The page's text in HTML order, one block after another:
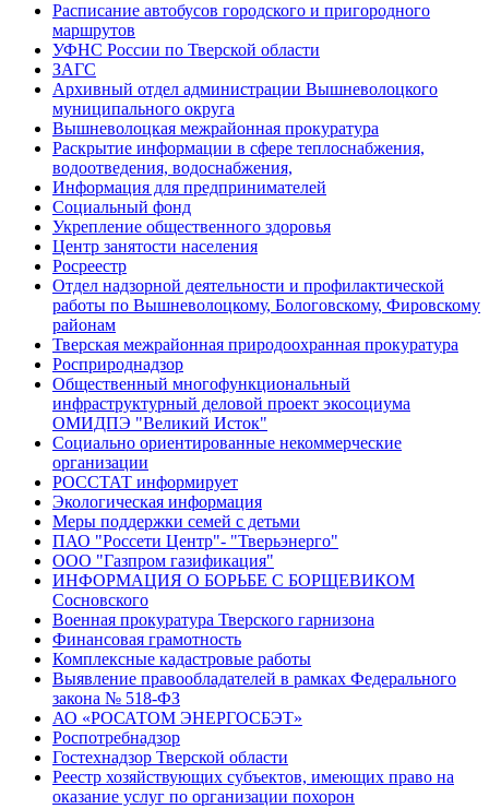
Расписание автобусов городского и пригородного
маршрутов
УФНС России по Тверской области
ЗАГС
Архивный отдел администрации Вышневолоцкого
муниципального округа
Вышневолоцкая межрайонная прокуратура
Раскрытие информации в сфере теплоснабжения,
водоотведения, водоснабжения,
Информация для предпринимателей
Социальный фонд
Укрепление общественного здоровья
Центр занятости населения
Росреестр
Отдел надзорной деятельности и профилактической
работы по Вышневолоцкому, Бологовскому, Фировскому
районам
Тверская межрайонная природоохранная прокуратура
Росприроднадзор
Общественный многофункциональный
инфраструктурный деловой проект экосоциума
ОМИДПЭ "Великий Исток"
Социально ориентированные некоммерческие
организации
РОССТАТ информирует
Экологическая информация
Меры поддержки семей с детьми
ПАО "Россети Центр"- "Тверьэнерго"
ООО "Газпром газификация"
ИНФОРМАЦИЯ О БОРЬБЕ С БОРЩЕВИКОМ
Сосновского
Военная прокуратура Тверского гарнизона
Финансовая грамотность
Комплексные кадастровые работы
Выявление правообладателей в рамках Федерального
закона № 518-ФЗ
АО «РОСАТОМ ЭНЕРГОСБЭТ»
Роспотребнадзор
Гостехнадзор Тверской области
Реестр хозяйствующих субъектов, имеющих право на
оказание услуг по организации похорон